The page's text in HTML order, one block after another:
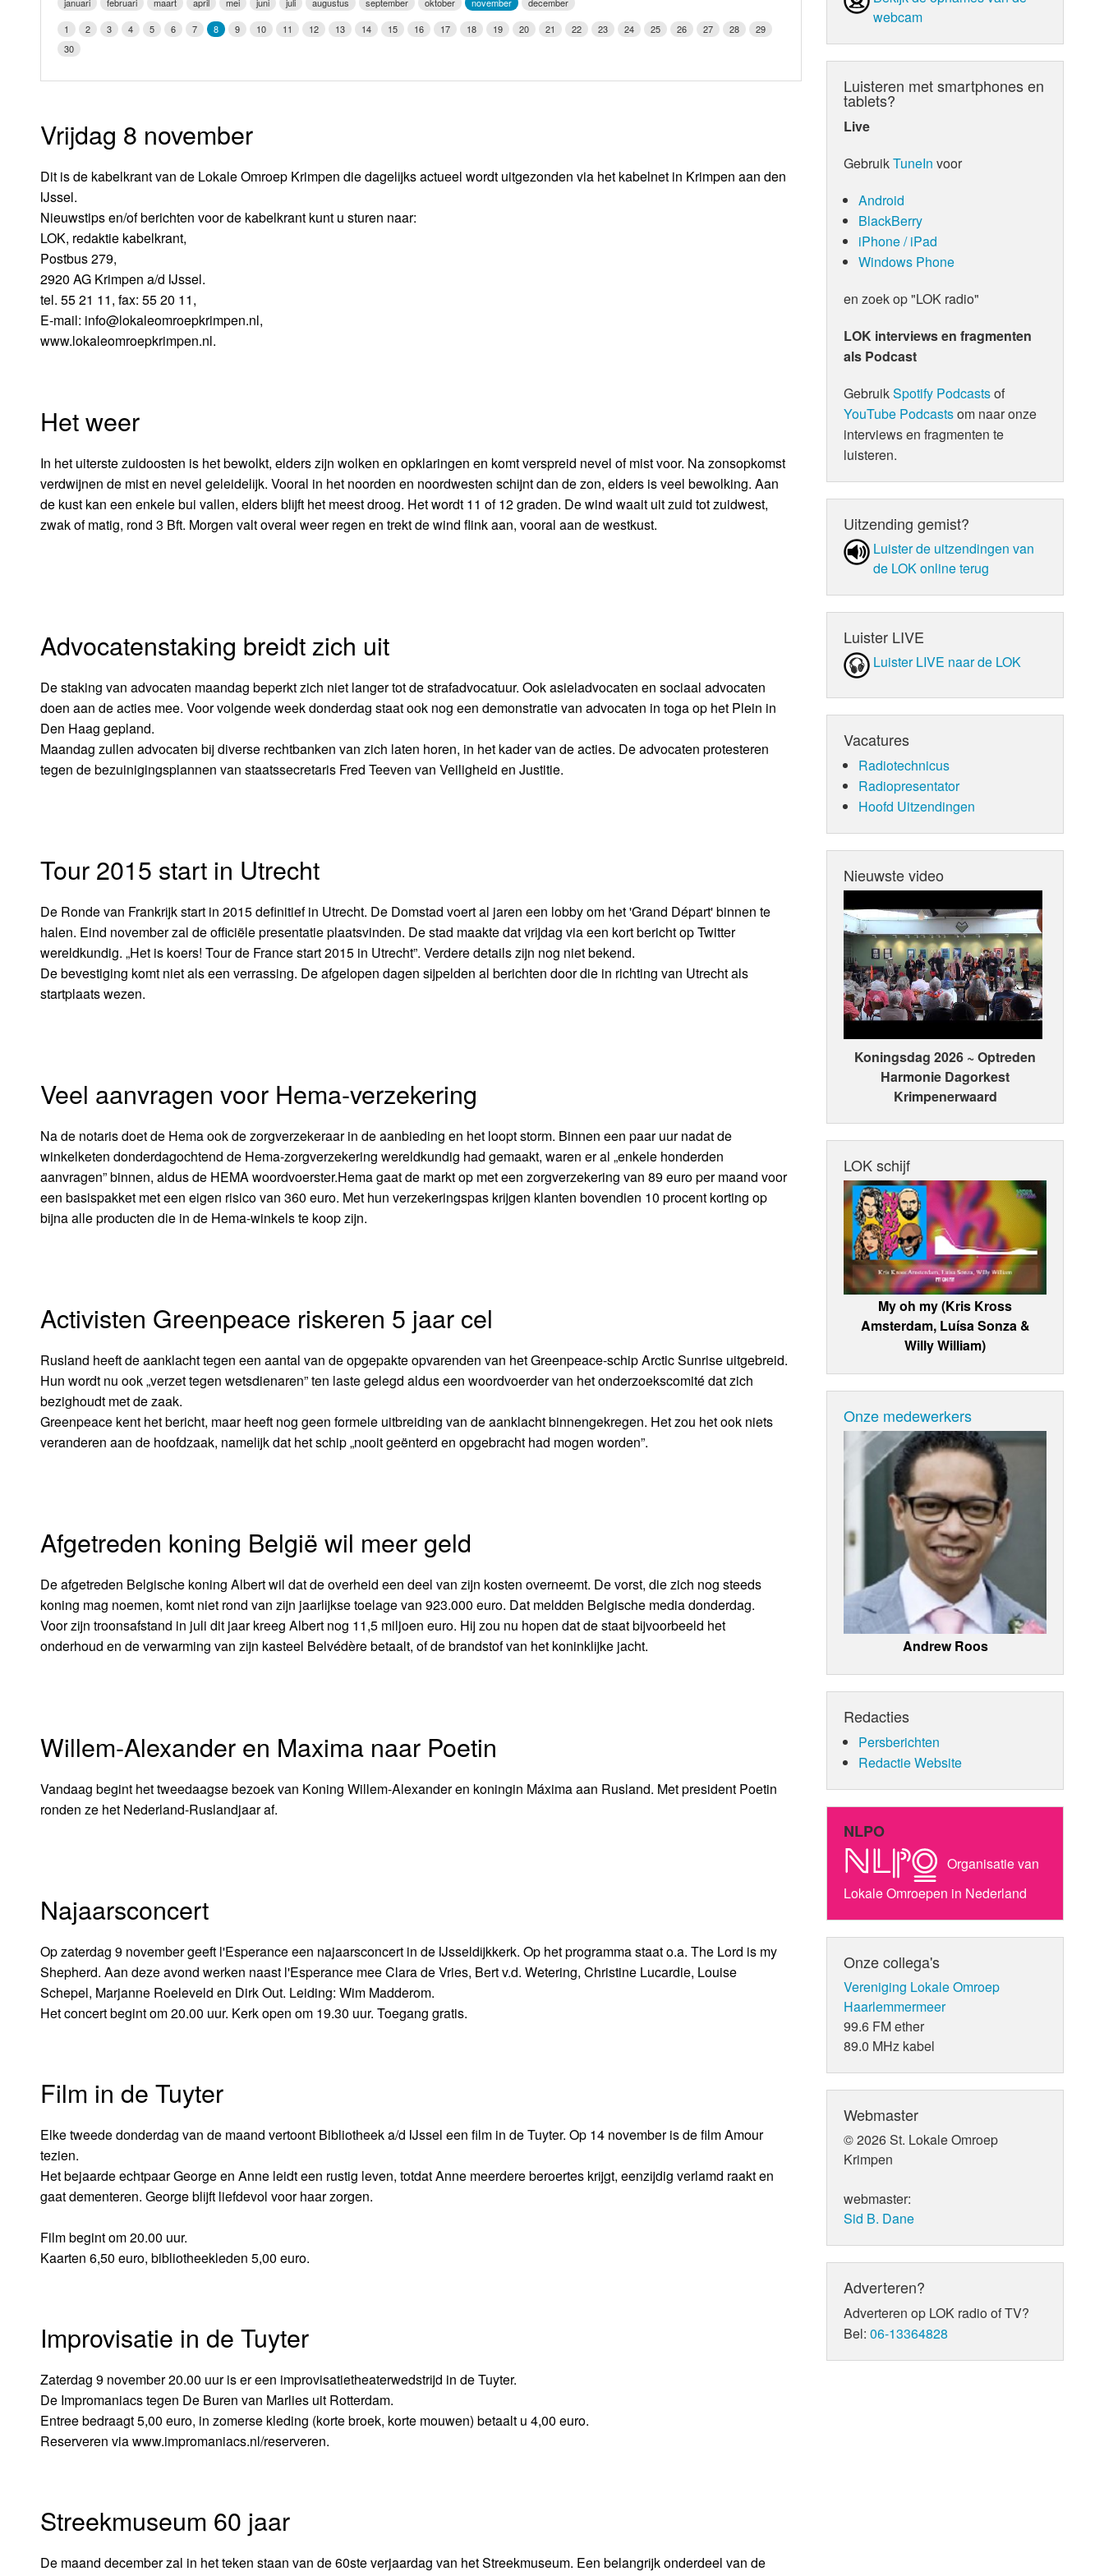
Vrijdag
LOK schijf
Weerman
1
2 3 4 5 6 7 8 9 10 11 12 13 14 15 16 17 18 19 20 21 22 23 24 25 26 27 28
29
30
Vrijdag 8 november
Dit is de kabelkrant van de Lokale Omroep Krimpen die dagelijks actueel wordt uitgezonden via het kabelnet in Krimpen aan den
IJssel.
Nieuwstips en/of berichten voor de kabelkrant kunt u sturen naar:
LOK, redaktie kabelkrant,
Postbus 279,
2920 AG Krimpen a/d IJssel.
tel. 55 21 11, fax: 55 20 11,
E-mail: info@lokaleomroepkrimpen.nl,
www.lokaleomroepkrimpen.nl.
Het weer
In het uiterste zuidoosten is het bewolkt, elders zijn wolken en opklaringen en komt verspreid nevel of mist voor. Na zonsopkomst
verdwijnen de mist en nevel geleidelijk. Vooral in het noorden en noordwesten schijnt dan de zon, elders is veel bewolking. Aan
de kust kan een enkele bui vallen, elders blijft het meest droog. Het wordt 11 of 12 graden. De wind waait uit zuid tot zuidwest,
zwak of matig, rond 3 Bft. Morgen valt overal weer regen en trekt de wind flink aan, vooral aan de westkust.
Advocatenstaking breidt zich uit
De staking van advocaten maandag beperkt zich niet langer tot de strafadvocatuur. Ook asieladvocaten en sociaal advocaten
doen aan de acties mee. Voor volgende week donderdag staat ook nog een demonstratie van advocaten in toga op het Plein in
Den Haag gepland.
Maandag zullen advocaten bij diverse rechtbanken van zich laten horen, in het kader van de acties. De advocaten protesteren
tegen de bezuinigingsplannen van staatssecretaris Fred Teeven van Veiligheid en Justitie.
Tour 2015 start in Utrecht
De Ronde van Frankrijk start in 2015 definitief in Utrecht. De Domstad voert al jaren een lobby om het 'Grand Départ' binnen te
halen. Eind november zal de officiële presentatie plaatsvinden. De stad maakte dat vrijdag via een kort bericht op Twitter
wereldkundig. „Het is koers! Tour de France start 2015 in Utrecht”. Verdere details zijn nog niet bekend.
De bevestiging komt niet als een verrassing. De afgelopen dagen sijpelden al berichten door die in richting van Utrecht als
startplaats wezen.
Veel aanvragen voor Hema-verzekering
Na de notaris doet de Hema ook de zorgverzekeraar in de aanbieding en het loopt storm. Binnen een paar uur nadat de
winkelketen donderdagochtend de Hema-zorgverzekering wereldkundig had gemaakt, waren er al „enkele honderden
aanvragen” binnen, aldus de HEMA woordvoerster.Hema gaat de markt op met een zorgverzekering van 89 euro per maand voor
een basispakket met een eigen risico van 360 euro. Met hun verzekeringspas krijgen klanten bovendien 10 procent korting op
bijna alle producten die in de Hema-winkels te koop zijn.
Activisten Greenpeace riskeren 5 jaar cel
Rusland heeft de aanklacht tegen een aantal van de opgepakte opvarenden van het Greenpeace-schip Arctic Sunrise uitgebreid.
Hun wordt nu ook „verzet tegen wetsdienaren” ten laste gelegd aldus een woordvoerder van het onderzoekscomité dat zich
bezighoudt met de zaak.
Greenpeace kent het bericht, maar heeft nog geen formele uitbreiding van de aanklacht binnengekregen. Het zou het ook niets
veranderen aan de hoofdzaak, namelijk dat het schip „nooit geënterd en opgebracht had mogen worden”.
Afgetreden koning België wil meer geld
De afgetreden Belgische koning Albert wil dat de overheid een deel van zijn kosten overneemt. De vorst, die zich nog steeds
koning mag noemen, komt niet rond van zijn jaarlijkse toelage van 923.000 euro. Dat meldden Belgische media donderdag.
Voor zijn troonsafstand in juli dit jaar kreeg Albert nog 11,5 miljoen euro. Hij zou nu hopen dat de staat bijvoorbeeld het
onderhoud en de verwarming van zijn kasteel Belvédère betaalt, of de brandstof van het koninklijke jacht.
Willem-Alexander en Maxima naar Poetin
Vandaag begint het tweedaagse bezoek van Koning Willem-Alexander en koningin Máxima aan Rusland. Met president Poetin
ronden ze het Nederland-Ruslandjaar af.
Najaarsconcert
Op zaterdag 9 november geeft l'Esperance een najaarsconcert in de IJsseldijkkerk. Op het programma staat o.a. The Lord is my
Shepherd. Aan deze avond werken naast l'Esperance mee Clara de Vries, Bert v.d. Wetering, Christine Lucardie, Louise
Schepel, Marjanne Roeleveld en Dirk Out. Leiding: Wim Madderom.
Het concert begint om 20.00 uur. Kerk open om 19.30 uur. Toegang gratis.
Film in de Tuyter
Elke tweede donderdag van de maand vertoont Bibliotheek a/d IJssel een film in de Tuyter. Op 14 november is de film Amour
tezien.
Het bejaarde echtpaar George en Anne leidt een rustig leven, totdat Anne meerdere beroertes krijgt, eenzijdig verlamd raakt en
gaat dementeren. George blijft liefdevol voor haar zorgen.
Film begint om 20.00 uur.
Kaarten 6,50 euro, bibliotheekleden 5,00 euro.
Improvisatie in de Tuyter
Zaterdag 9 november 20.00 uur is er een improvisatietheaterwedstrijd in de Tuyter.
De Impromaniacs tegen De Buren van Marlies uit Rotterdam.
Entree bedraagt 5,00 euro, in zomerse kleding (korte broek, korte mouwen) betaalt u 4,00 euro.
Reserveren via www.impromaniacs.nl/reserveren.
Streekmuseum 60 jaar
De maand december zal in het teken staan van de 60ste verjaardag van het Streekmuseum. Een belangrijk onderdeel van de
webcam
Luisteren met smartphones en
tablets?
Live
GebruikTuneIn voor
Android
BlackBerry
iPhone / iPad
Windows Phone
en zoek op "LOK radio"
LOK interviews en fragmenten
als Podcast
GebruikSpotify Podcastsof
YouTube Podcastsom naar onze
interviews en fragmenten te
luisteren.
Uitzending gemist?
Luister de uit­zen­din­gen van
de LOK online terug
Luister LIVE
Luister LIVE naar de LOK
Vacatures
Radiotechnicus
Radiopresentator
Hoofd Uitzendingen
Nieuwste video
Koningsdag 2026 ~ Optreden
Harmonie Dagorkest
Krimpenerwaard
LOK schijf
My oh my (Kris Kross
Amsterdam, Luísa Sonza &
Willy William)
Onze medewerkers
Andrew Roos
Redacties
Persberichten
Redactie Website
NLPO
Organisatie van
Lokale Omroepen in Nederland
Onze collega's
Vereniging Lokale Omroep
Haarlemmermeer
99.6 FM ether
89.0 MHz kabel
Webmaster
© 2026 St. Lokale Omroep
Krimpen
webmaster:
Sid B. Dane
Adverteren?
Adverteren op LOK radio of TV?
Bel:06-13364828